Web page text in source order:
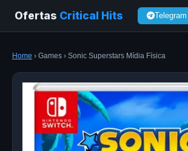
Ofertas Critical Hits Telegram
Home › Games › Sonic Superstars Mídia Física